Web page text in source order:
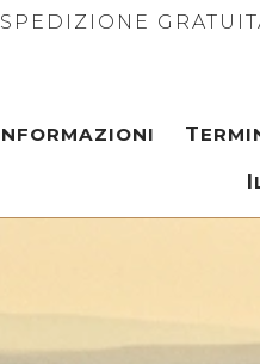
SPEDIZIONE
INFORMAZIONI